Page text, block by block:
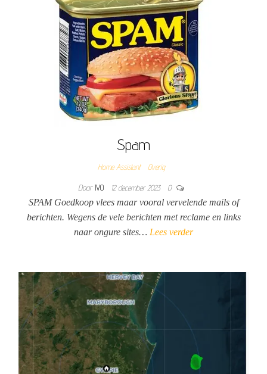
Spam
Home Assistant Overig
Door IVO 12 december 2023 0
SPAM Goedkoop vlees maar vooral vervelende mails of
berichten. Wegens de vele berichten met reclame en links
naar ongure sites… Lees verder